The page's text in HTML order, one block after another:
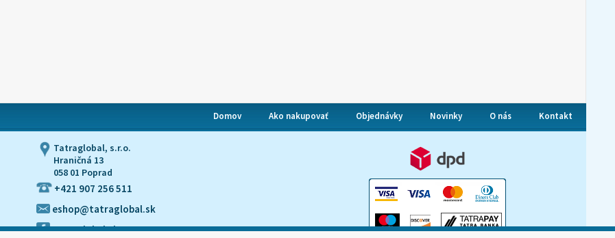
Domov Ako nakupovať Objednávky Novinky O nás Kontakt
Tatraglobal, s.r.o.
Hraničná 13
058 01 Poprad
+421 907 256 511
eshop@tatraglobal.sk
tatraglobal.sk